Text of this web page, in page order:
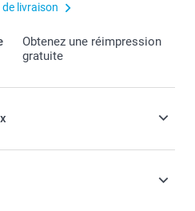
livraison
Obtenez une réimpression
gratuite
suisses (CHF), TVA incluse et